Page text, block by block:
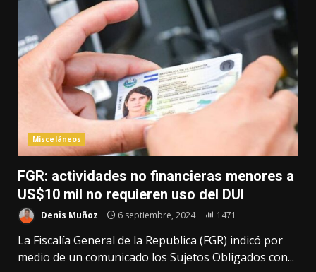
Misceláneos
FGR: actividades no financieras menores a
US$10 mil no requieren uso del DUI
Denis Muñoz 6 septiembre, 2024 1471
La Fiscalía General de la Republica (FGR) indicó por
medio de un comunicado los Sujetos Obligados con...